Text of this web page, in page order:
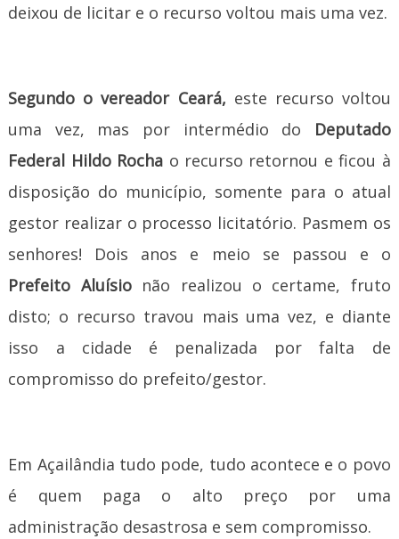
deixou de licitar e o recurso voltou mais uma vez.
Segundo o vereador Ceará, este recurso voltou
uma vez, mas por intermédio do
Deputado
Federal Hildo Rocha o recurso retornou e ficou à
disposição do município, somente para o atual
gestor realizar o processo licitatório. Pasmem os
senhores! Dois anos e meio se passou e o
Prefeito Aluísionão realizou o certame, fruto
disto; o recurso travou mais uma vez, e diante
isso a cidade é penalizada por falta de
compromisso do prefeito/gestor.
Em Açailândia tudo pode, tudo acontece e o povo
é quem paga o alto preço por uma
administração desastrosa e sem compromisso.